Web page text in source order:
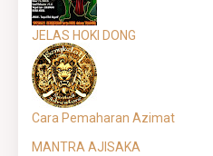
JELAS HOKI DONG
Cara Pemaharan Azimat
MANTRA AJISAKA